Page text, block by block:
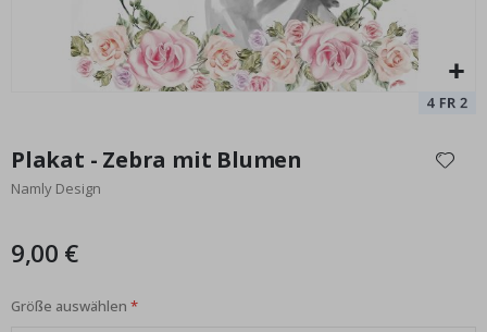
Anfang
der
Bildgalerie
Plakat - Zebra mit Blumen
Namly Design
9,00 €
Größe auswählen